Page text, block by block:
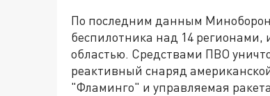
По последним данным
беспилотника над 14 регионами,
областью. Средствами ПВО
реактивный снаряд
"Фламинго" и управляемая